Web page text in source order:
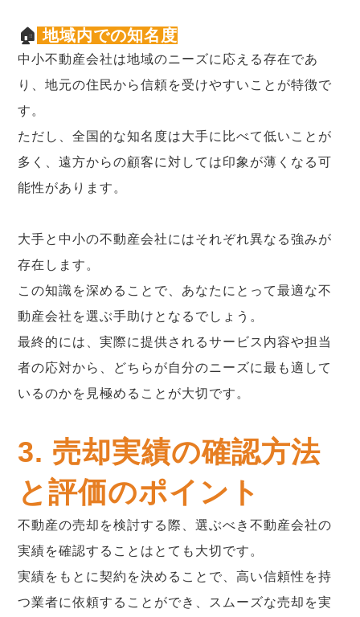
🏠 地域内での知名度
中小不動産会社は地域のニーズに応える存在であ
り、地元の住民から信頼を受けやすいことが特徴で
す。
ただし、全国的な知名度は大手に比べて低いことが
多く、遠方からの顧客に対しては印象が薄くなる可
能性があります。
大手と中小の不動産会社にはそれぞれ異なる強みが
存在します。
この知識を深めることで、あなたにとって最適な不
動産会社を選ぶ手助けとなるでしょう。
最終的には、実際に提供されるサービス内容や担当
者の応対から、どちらが自分のニーズに最も適して
いるのかを見極めることが大切です。
3. 売却実績の確認方法
と評価のポイント
不動産の売却を検討する際、選ぶべき不動産会社の
実績を確認することはとても大切です。
実績をもとに契約を決めることで、高い信頼性を持
つ業者に依頼することができ、スムーズな売却を実